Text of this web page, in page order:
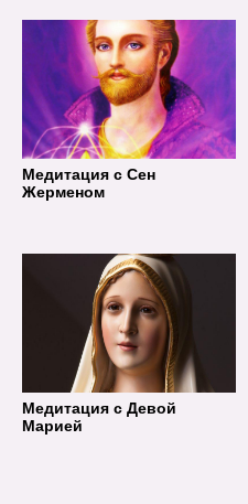
Медитация с Сен
Жерменом
Медитация с Девой
Марией